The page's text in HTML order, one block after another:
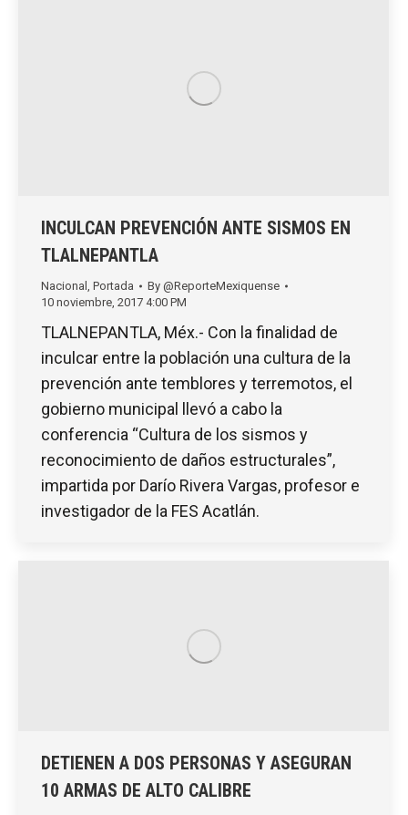
INCULCAN PREVENCIÓN ANTE SISMOS EN
TLALNEPANTLA
Nacional Portada By @ReporteMexiquense
10 noviembre, 2017 4:00 PM
TLALNEPANTLA, Méx.- Con la finalidad de
inculcar entre la población una cultura de la
prevención ante temblores y terremotos, el
gobierno municipal llevó a cabo la
conferencia “Cultura de los sismos y
reconocimiento de daños estructurales”,
impartida por Darío Rivera Vargas, profesor e
investigador de la FES Acatlán.
DETIENEN A DOS PERSONAS Y ASEGURAN
10 ARMAS DE ALTO CALIBRE